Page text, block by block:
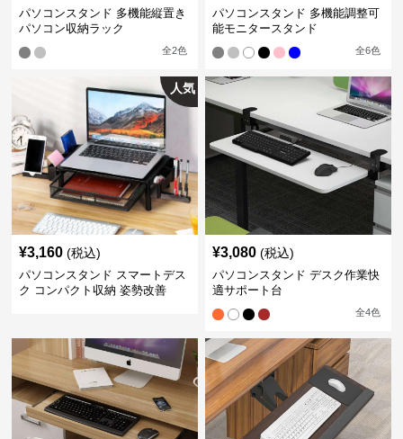
パソコンスタンド 多機能縦置き
パソコン収納ラック
全2色
パソコンスタンド 多機能調整可
能モニタースタンド
全6色
人気
¥3,160 (税込)
パソコンスタンド スマートデス
ク コンパクト収納 姿勢改善
¥3,080 (税込)
パソコンスタンド デスク作業快
適サポート台
全4色